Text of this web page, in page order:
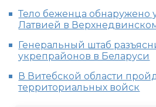
Тело беженца обнаружено
Латвией в
Генеральный штаб
укрепрайонов в Беларуси
В Витебской области
территориальных войск